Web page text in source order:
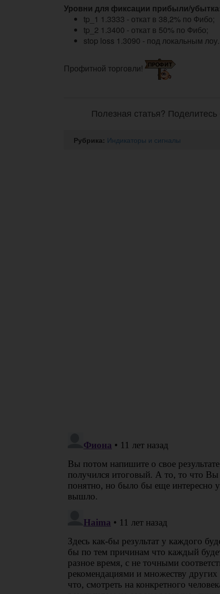
Уровни для фиксации прибыли/
tp_1 1.3333 - откат в 38,2% по Фибо;
tp_2 1.3400 - откат в 50% по Фибо;
stop loss 1.3090 - под локальным лоу.
Профитной торговли!
Полезная статья?
Рубрика: Индикаторы и сигналы